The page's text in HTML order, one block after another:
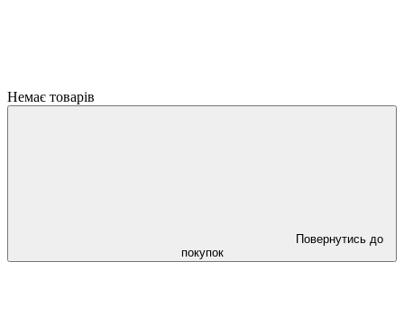
Немає товарів
Повернутись до
покупок